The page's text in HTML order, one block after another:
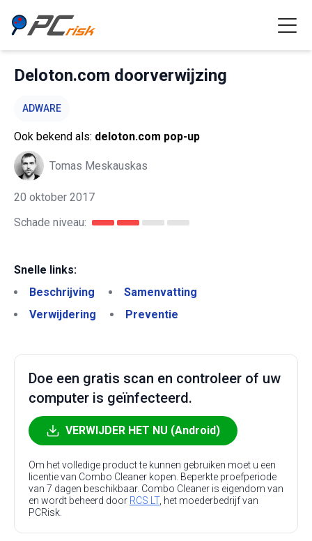
Deloton.com doorverwijzing
ADWARE
Ook bekend als: deloton.com pop-up
Tomas Meskauskas
20 oktober 2017
Schade niveau:
Snelle links:
Beschrijving
Samenvatting
Verwijdering
Preventie
Doe een gratis scan en controleer of uw
computer is geïnfecteerd.
VERWIJDER HET NU (Android)
Om het volledige product te kunnen gebruiken moet u een
licentie van Combo Cleaner kopen. Beperkte proefperiode
van 7 dagen beschikbaar. Combo Cleaner is eigendom van
en wordt beheerd door RCS LT, het moederbedrijf van
PCRisk.